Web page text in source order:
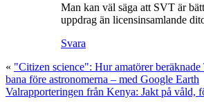
Man kan väl säga att SVT är
uppdrag än licensinsamlande
Svara
« "Citizen science": Hur amatörer
bana före astronomerna – med Google Earth
Valrapporteringen från Kenya: Jakt på våld,